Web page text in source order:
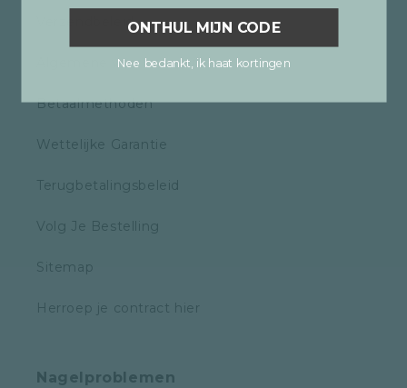
Verzendbeleid
Algemene voorwaarden
Betaalmethoden
Wettelijke Garantie
Terugbetalingsbeleid
Volg Je Bestelling
Sitemap
Herroep je contract hier
Nagelproblemen
ONTHUL MIJN CODE
Nee bedankt, ik haat kortingen